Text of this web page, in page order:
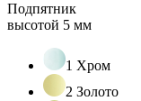
Подпятник
высотой 5 мм
1 Хром
2 Золото